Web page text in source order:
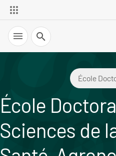
Recherche
École
École
Sciences de